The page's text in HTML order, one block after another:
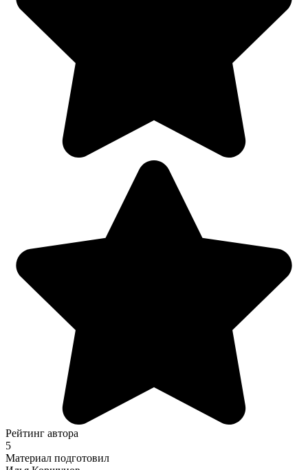
Рейтинг автора
5
Материал подготовил